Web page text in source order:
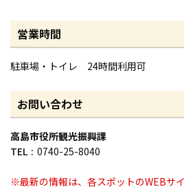
営業時間
駐車場・トイレ 24時間利用可
お問い合わせ
高島市役所観光振興課
TEL
0740-25-8040
※最新の情報は、各スポットのWEBサ